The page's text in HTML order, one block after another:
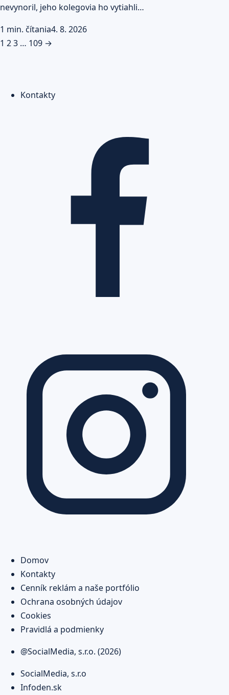
nevynoril, jeho kolegovia ho vytiahli…
1 min. čítania4. 8. 2026
Stránkovanie
1 23 … 109 →
Kontakty
Domov
Kontakty
Cenník reklám a naše portfólio
Ochrana osobných údajov
Cookies
Pravidlá a podmienky
@SocialMedia, s.r.o. (2026)
SocialMedia, s.r.o
Infoden.sk